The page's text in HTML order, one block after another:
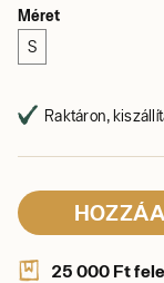
Méret
S
Raktáron,
25 000 Ft